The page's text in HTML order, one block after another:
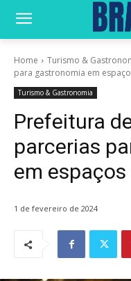
Home Turismo &
para gastronomia em
Turismo & Gastronomia
Prefeitura
parcerias
em
1 de fevereiro de 2024